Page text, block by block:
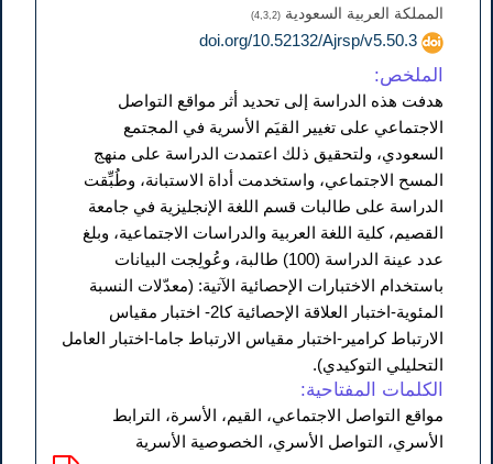
المملكة العربية السعودية (4,3,2)
doi.org/10.52132/Ajrsp/v5.50.3
الملخص:
هدفت هذه الدراسة إلى تحديد أثر مواقع التواصل
الاجتماعي على تغيير القيَم الأسرية في المجتمع
السعودي، ولتحقيق ذلك اعتمدت الدراسة على منهج
المسح الاجتماعي، واستخدمت أداة الاستبانة، وطُبِّقت
الدراسة على طالبات قسم اللغة الإنجليزية في جامعة
القصيم، كلية اللغة العربية والدراسات الاجتماعية، وبلغ
عدد عينة الدراسة (100) طالبة، وعُولِجت البيانات
باستخدام الاختبارات الإحصائية الآتية: (معدّلات النسبة
المئوية-اختبار العلاقة الإحصائية كا2- اختبار مقياس
الارتباط كرامير-اختبار مقياس الارتباط جاما-اختبار العامل
التحليلي التوكيدي).
الكلمات المفتاحية:
مواقع التواصل الاجتماعي، القيم، الأسرة، الترابط
الأسري، التواصل الأسري، الخصوصية الأسرية